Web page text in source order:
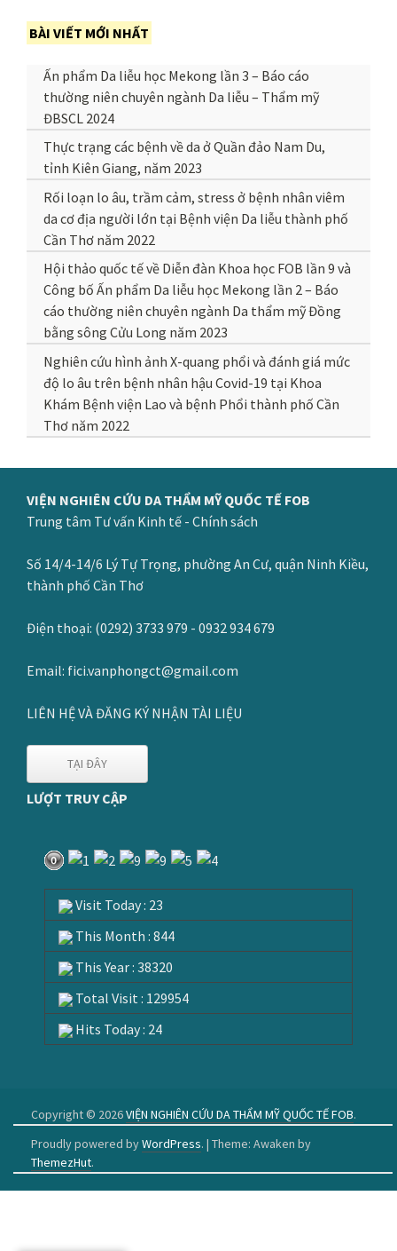
BÀI VIẾT MỚI NHẤT
Ấn phẩm Da liễu học Mekong lần 3 – Báo cáo
thường niên chuyên ngành Da liễu – Thẩm mỹ
ĐBSCL 2024
Thực trạng các bệnh về da ở Quần đảo Nam Du,
tỉnh Kiên Giang, năm 2023
Rối loạn lo âu, trầm cảm, stress ở bệnh nhân viêm
da cơ địa người lớn tại Bệnh viện Da liễu thành phố
Cần Thơ năm 2022
Hội thảo quốc tế về Diễn đàn Khoa học FOB lần 9 và
Công bố Ấn phẩm Da liễu học Mekong lần 2 – Báo
cáo thường niên chuyên ngành Da thẩm mỹ Đồng
bằng sông Cửu Long năm 2023
Nghiên cứu hình ảnh X-quang phổi và đánh giá mức
độ lo âu trên bệnh nhân hậu Covid-19 tại Khoa
Khám Bệnh viện Lao và bệnh Phổi thành phố Cần
Thơ năm 2022
VIỆN NGHIÊN CỨU DA THẨM MỸ QUỐC TẾ FOB
Trung tâm Tư vấn Kinh tế - Chính sách
Số 14/4-14/6 Lý Tự Trọng, phường An Cư, quận Ninh Kiều,
thành phố Cần Thơ
Điện thoại: (0292) 3733 979 - 0932 934 679
Email: fici.vanphongct@gmail.com
LIÊN HỆ VÀ ĐĂNG KÝ NHẬN TÀI LIỆU
TẠI ĐÂY
LƯỢT TRUY CẬP
Visit Today : 23
This Month : 844
This Year : 38320
Total Visit : 129954
Hits Today : 24
Copyright © 2026VIỆN NGHIÊN CỨU DA THẨM MỸ QUỐC TẾ FOB.
Proudly powered byWordPress. | Theme: Awaken by
ThemezHut.